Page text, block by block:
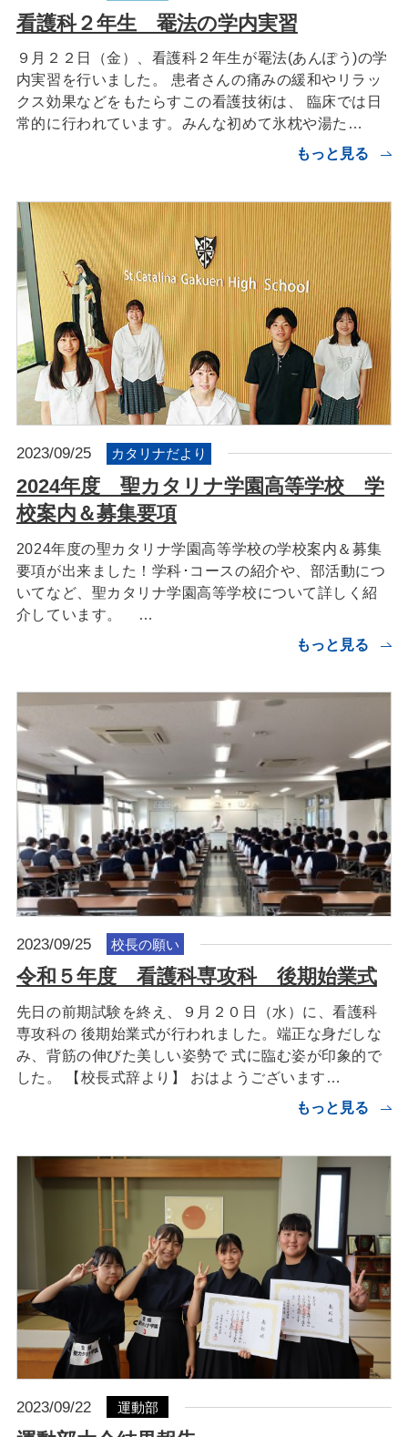
看護科２年生 罨法の学内実習
９月２２日（金）、看護科２年生が罨法(あんぽう)の学
内実習を行いました。 患者さんの痛みの緩和やリラッ
クス効果などをもたらすこの看護技術は、 臨床では日
常的に行われています。みんな初めて氷枕や湯た…
もっと見る
2023/09/25 カタリナだより
2024年度 聖カタリナ学園高等学校 学
校案内＆募集要項
2024年度の聖カタリナ学園高等学校の学校案内＆募集
要項が出来ました！学科･コースの紹介や、部活動につ
いてなど、聖カタリナ学園高等学校について詳しく紹
介しています。 …
もっと見る
2023/09/25 校長の願い
令和５年度 看護科専攻科 後期始業式
先日の前期試験を終え、９月２０日（水）に、看護科
専攻科の 後期始業式が行われました。端正な身だしな
み、背筋の伸びた美しい姿勢で 式に臨む姿が印象的で
した。 【校長式辞より】 おはようございます…
もっと見る
2023/09/22 運動部